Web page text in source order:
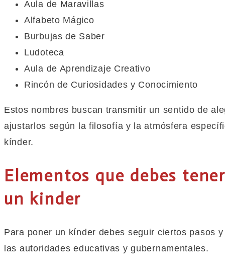
Aula de Maravillas
Alfabeto Mágico
Burbujas de Saber
Ludoteca
Aula de Aprendizaje Creativo
Rincón de Curiosidades y Conocimiento
Estos nombres buscan transmitir un sentido de
ajustarlos según la filosofía y la atmósfera
kínder.
Elementos que debes
un kinder
Para poner un kínder debes seguir ciertos pasos
las autoridades educativas y gubernamentales.